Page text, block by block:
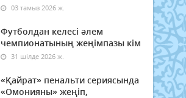
03 тамыз 2026 ж.
Футболдан келесі әлем
чемпионатының жеңімпазы кім
31 шілде 2026 ж.
«Қайрат» пенальти сериясында
«Омонияны» жеңіп,